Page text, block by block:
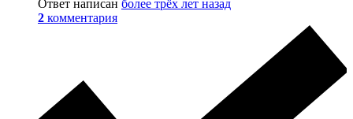
Ответ написан более трёх лет назад
2 комментария